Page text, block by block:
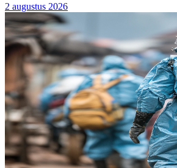
2 augustus 2026